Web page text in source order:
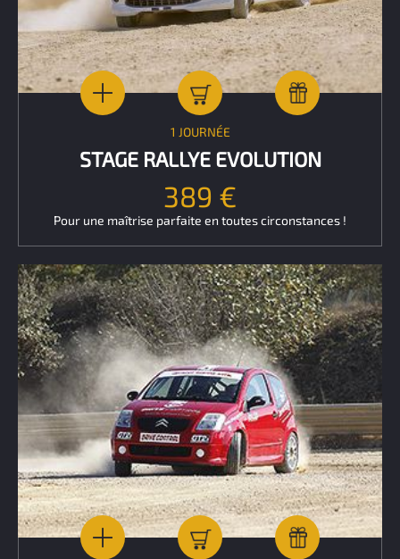
1 JOURNÉE
STAGE RALLYE EVOLUTION
389 €
Pour une maîtrise parfaite en toutes circonstances !